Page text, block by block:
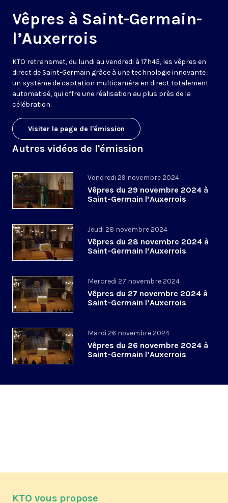
Vêpres à Saint-Germain-
l’Auxerrois
KTO retransmet, du lundi au vendredi à 17h45, les vêpres en
direct de Saint-Germain grâce à une technologie innovante :
un système de captation multicaméra en direct totalement
automatisé, qui offre une réalisation au plus près de la
célébration.
Visiter la page de l'émission
Autres vidéos de l'émission
Vendredi 29 novembre 2024
Vêpres du 29 novembre 2024 à
Saint-Germain l’Auxerrois
Jeudi 28 novembre 2024
Vêpres du 28 novembre 2024 à
Saint-Germain l’Auxerrois
Mercredi 27 novembre 2024
Vêpres du 27 novembre 2024 à
Saint-Germain l’Auxerrois
Mardi 26 novembre 2024
Vêpres du 26 novembre 2024 à
Saint-Germain l’Auxerrois
KTO vous propose